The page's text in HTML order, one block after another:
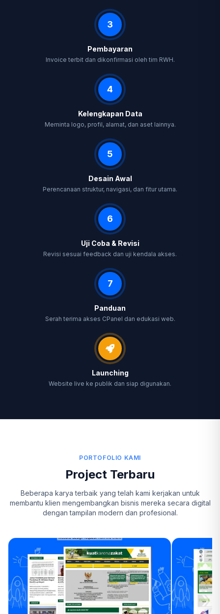
3
Pembayaran
Invoice terbit dan dikonfirmasi oleh tim RWH.
4
Kelengkapan Data
Meminta logo, profil, alamat, dan aset lainnya.
5
Desain Awal
Perencanaan struktur, navigasi, dan fitur utama.
6
Uji Coba & Revisi
Revisi sesuai feedback dan uji kendala akses.
7
Panduan
Serah terima akses CPanel dan edukasi web.
Launching
Website live ke publik dan siap digunakan.
PORTOFOLIO KAMI
Project Terbaru
Beberapa karya terbaik yang telah kami kerjakan untuk
membantu klien mengembangkan bisnis mereka secara digital
dengan tampilan modern dan profesional.